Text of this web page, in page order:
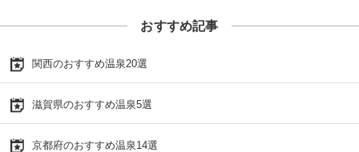
おすすめ記事
関西のおすすめ温泉20選
滋賀県のおすすめ温泉5選
京都府のおすすめ温泉14選